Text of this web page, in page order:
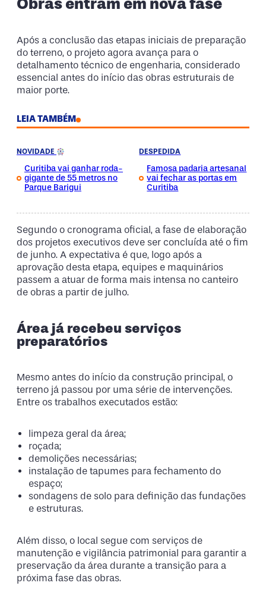
Após a conclusão das etapas iniciais de preparação
do terreno, o projeto agora avança para o
detalhamento técnico de engenharia, considerado
essencial antes do início das obras estruturais de
maior porte.
LEIA TAMBÉM
NOVIDADE
Curitiba vai ganhar roda-
gigante de 55 metros no
Parque Barigui
DESPEDIDA
Famosa padaria artesanal
vai fechar as portas em
Curitiba
Segundo o cronograma oficial, a fase de elaboração
dos projetos executivos deve ser concluída até o fim
de junho. A expectativa é que, logo após a
aprovação desta etapa, equipes e maquinários
passem a atuar de forma mais intensa no canteiro
de obras a partir de julho.
Área já recebeu serviços
preparatórios
Mesmo antes do início da construção principal, o
terreno já passou por uma série de intervenções.
Entre os trabalhos executados estão:
limpeza geral da área;
roçada;
demolições necessárias;
instalação de tapumes para fechamento do
espaço;
sondagens de solo para definição das fundações
e estruturas.
Além disso, o local segue com serviços de
manutenção e vigilância patrimonial para garantir a
preservação da área durante a transição para a
próxima fase das obras.